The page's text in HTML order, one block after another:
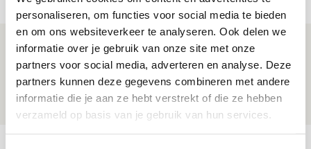
personaliseren, om functies voor social media te bieden
en om ons websiteverkeer te analyseren. Ook delen we
informatie over je gebruik van onze site met onze
partners voor social media, adverteren en analyse. Deze
partners kunnen deze gegevens combineren met andere
informatie die je aan ze hebt verstrekt of die ze hebben
verzameld op basis van je gebruik van hun services.
NIEUWS
Míchel: ‘Mentaliteit werd beter nadat
ik wissels erin bracht’
09 AUGUSTUS 2026 - 18:14
NIEUWS